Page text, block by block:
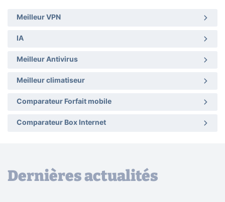
Meilleur VPN
IA
Meilleur Antivirus
Meilleur climatiseur
Comparateur Forfait mobile
Comparateur Box Internet
Dernières actualités